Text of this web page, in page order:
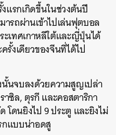
แรกเกิดขึ้นในช่วงต้นปี
รถผ่านเข้าไปเล่นฟุตบอล
เทศเกาหลีใต้และญี่ปุ่นได้
รั้งเดียวของจีนที่ได้ไป
นั้นจบลงด้วยความสูญเปล่า
ซิล, ตุรกี และคอสตาริกา
ดนยิงไป 9 ประตู และยิงไม่
แบบน่าอดสู